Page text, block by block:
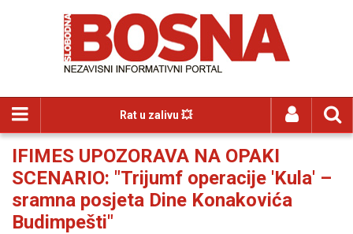
Rat u zalivu 💥
IFIMES UPOZORAVA NA OPAKI
SCENARIO: "Trijumf operacije 'Kula' –
sramna posjeta Dine Konakovića
Budimpešti"